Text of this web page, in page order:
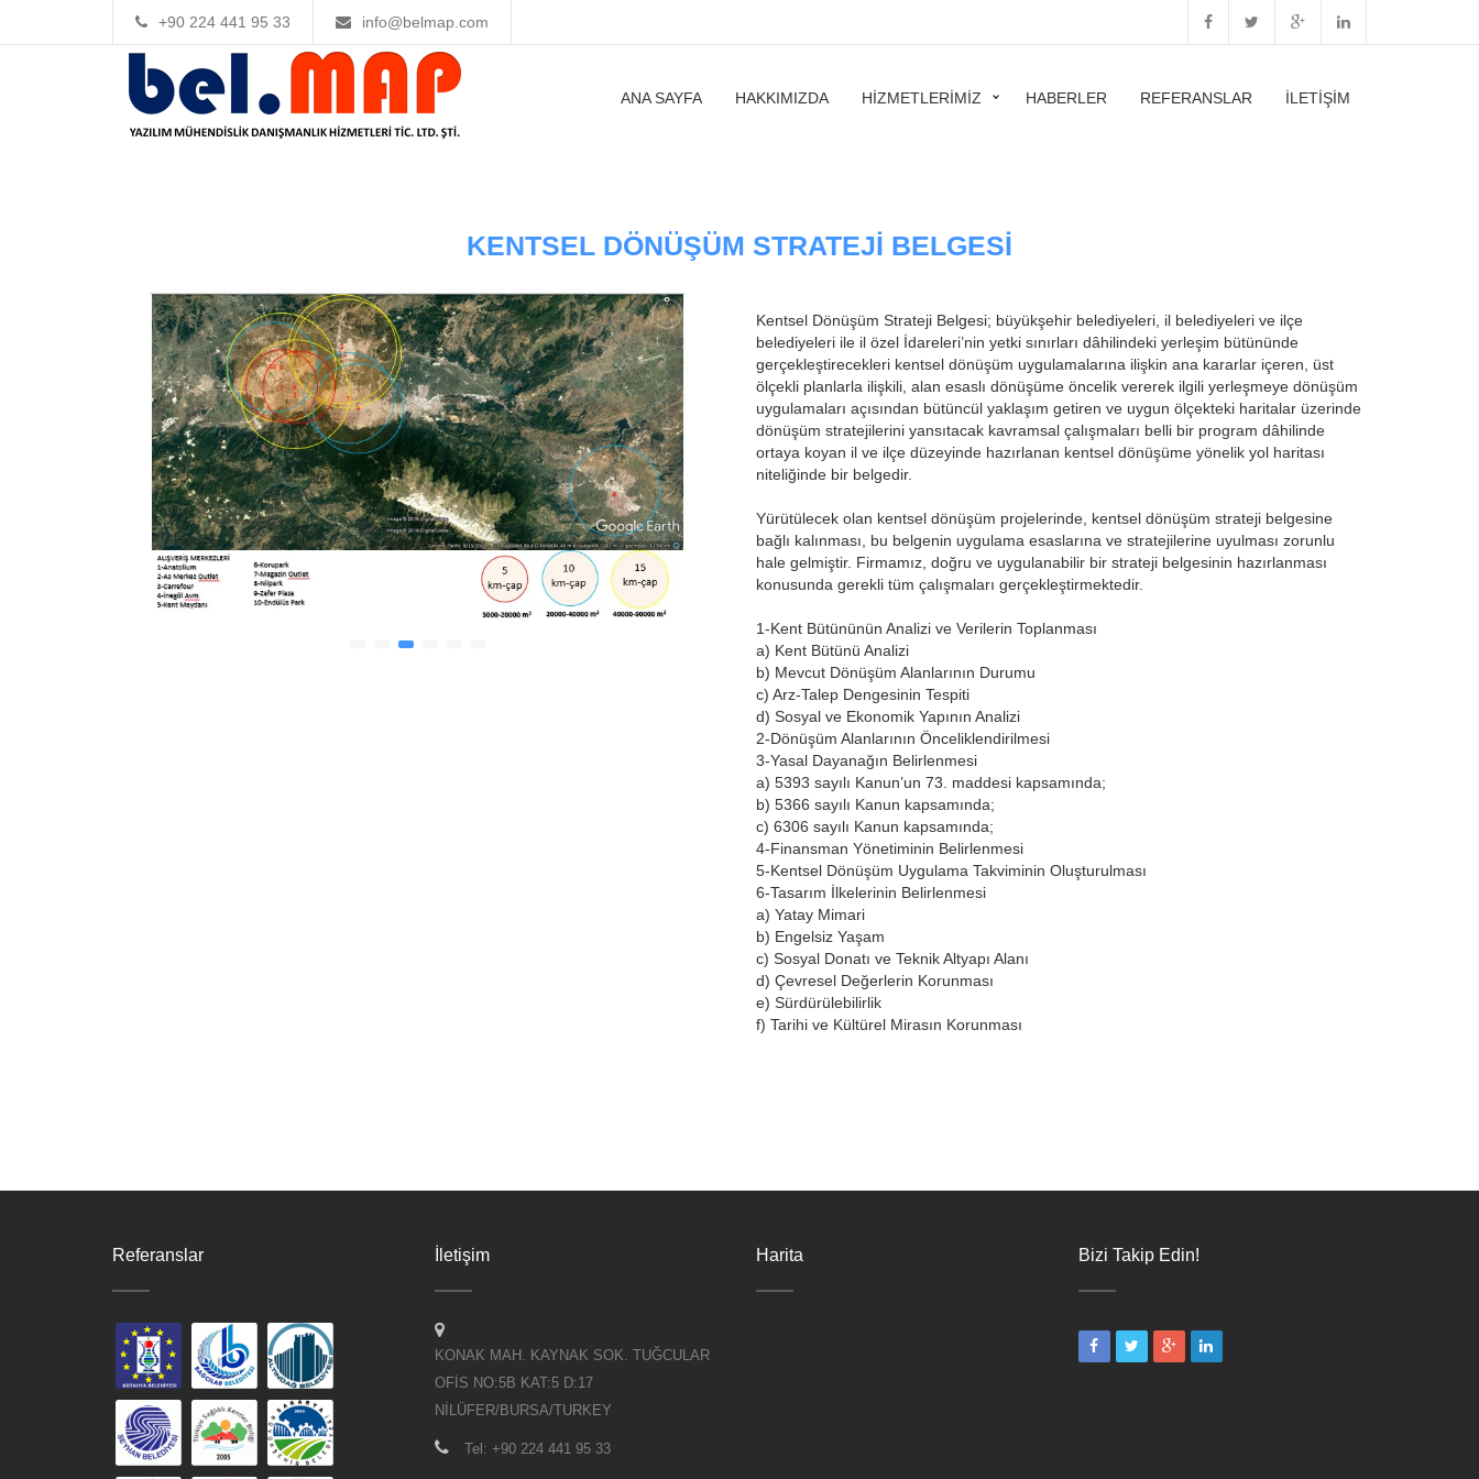
+90 224 441 95 33 info@belmap.com
ANA SAYFA HAKKIMIZDA HIZMETLERIMIZ HABERLER REFERANSLAR İLETIŞIM
KENTSEL DÖNÜŞÜM STRATEJI BELGESI
Kentsel Dönüşüm Strateji Belgesi; büyükşehir belediyeleri, il belediyeleri ve ilçe
belediyeleri ile il özel İdareleri’nin yetki sınırları dâhilindeki yerleşim bütününde
gerçekleştirecekleri kentsel dönüşüm uygulamalarına ilişkin ana kararlar içeren, üst
ölçekli planlarla ilişkili, alan esaslı dönüşüme öncelik vererek ilgili yerleşmeye dönüşüm
uygulamaları açısından bütüncül yaklaşım getiren ve uygun ölçekteki haritalar üzerinde
dönüşüm stratejilerini yansıtacak kavramsal çalışmaları belli bir program dâhilinde
ortaya koyan il ve ilçe düzeyinde hazırlanan kentsel dönüşüme yönelik yol haritası
niteliğinde bir belgedir.
Yürütülecek olan kentsel dönüşüm projelerinde, kentsel dönüşüm strateji belgesine
bağlı kalınması, bu belgenin uygulama esaslarına ve stratejilerine uyulması zorunlu
hale gelmiştir. Firmamız, doğru ve uygulanabilir bir strateji belgesinin hazırlanması
konusunda gerekli tüm çalışmaları gerçekleştirmektedir.
1-Kent Bütününün Analizi ve Verilerin Toplanması
a) Kent Bütünü Analizi
b) Mevcut Dönüşüm Alanlarının Durumu
c) Arz-Talep Dengesinin Tespiti
d) Sosyal ve Ekonomik Yapının Analizi
2-Dönüşüm Alanlarının Önceliklendirilmesi
3-Yasal Dayanağın Belirlenmesi
a) 5393 sayılı Kanun’un 73. maddesi kapsamında;
b) 5366 sayılı Kanun kapsamında;
c) 6306 sayılı Kanun kapsamında;
4-Finansman Yönetiminin Belirlenmesi
5-Kentsel Dönüşüm Uygulama Takviminin Oluşturulması
6-Tasarım İlkelerinin Belirlenmesi
a) Yatay Mimari
b) Engelsiz Yaşam
c) Sosyal Donatı ve Teknik Altyapı Alanı
d) Çevresel Değerlerin Korunması
e) Sürdürülebilirlik
f) Tarihi ve Kültürel Mirasın Korunması
Referanslar İletişim
KONAK MAH. KAYNAK SOK. TUĞCULAR
OFİS NO:5B KAT:5 D:17
NİLÜFER/BURSA/TURKEY
Tel: +90 224 441 95 33
Harita Bizi Takip Edin!